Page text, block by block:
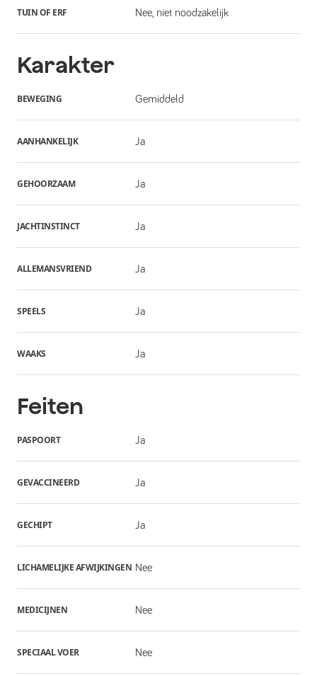
TUIN OF ERF Nee, niet noodzakelijk
Karakter
BEWEGING Gemiddeld
AANHANKELIJK Ja
GEHOORZAAM Ja
JACHTINSTINCT Ja
ALLEMANSVRIEND Ja
SPEELS Ja
WAAKS Ja
Feiten
PASPOORT Ja
GEVACCINEERD Ja
GECHIPT Ja
LICHAMELIJKE AFWIJKINGEN Nee
MEDICIJNEN Nee
SPECIAAL VOER Nee